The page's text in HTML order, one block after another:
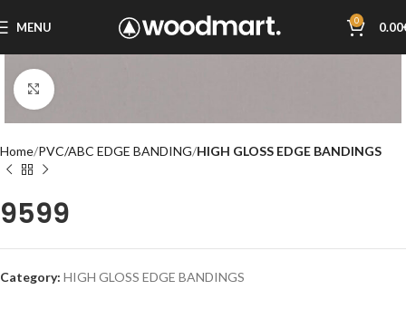
MENU 0 0.00
Click to enlarge
Home PVC/ABC EDGE BANDING HIGH GLOSS EDGE BANDINGS
9599
Category: HIGH GLOSS EDGE BANDINGS